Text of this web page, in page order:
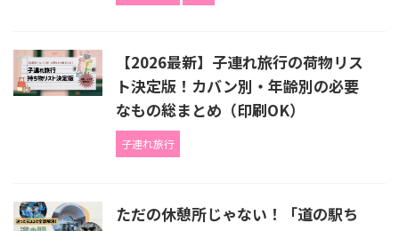
【2026最新】子連れ旅行の荷物リス
ト決定版！カバン別・年齢別の必要
なもの総まとめ（印刷OK）
子連れ旅行
ただの休憩所じゃない！「道の駅ち